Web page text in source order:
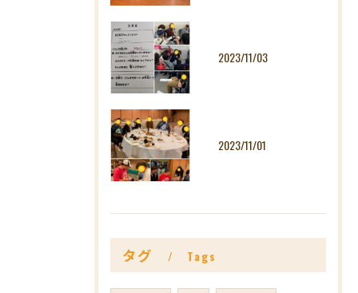
2023/11/03
2023/11/01
タグ Tags